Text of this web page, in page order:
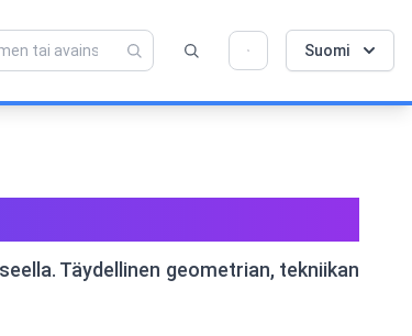
Suomi
Täydellinen geometrian, tekniikan
💡 Rakastatko tätä työkalua? Auta meitä
tekemään siitä vielä parempi!
×
Avaa napsauttamalla →